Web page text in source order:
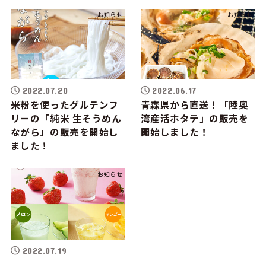
お知らせ
2022.07.20
米粉を使ったグルテンフ
リーの「純米 生そうめん
ながら」の販売を開始し
ました！
お知らせ
2022.06.17
青森県から直送！「陸奥
湾産活ホタテ」の販売を
開始しました！
お知らせ
2022.07.19